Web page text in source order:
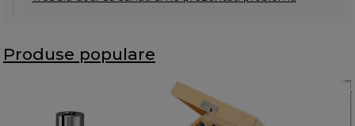
Produse populare